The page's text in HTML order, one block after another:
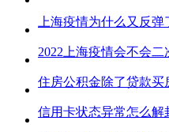
上海疫情为什么又反弹
2022上海疫情会不会二
住房公积金除了贷款买
信用卡状态异常怎么解